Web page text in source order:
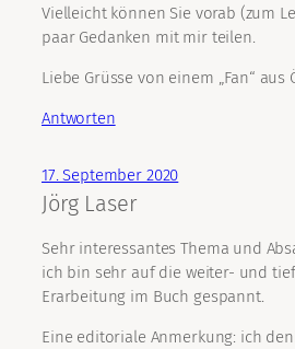
Vielleicht können Sie vorab (zum
paar Gedanken mit mir teilen.
Liebe Grüsse von einem „Fan“ aus
Antworten
17. September 2020
Jörg Laser
Sehr interessantes Thema und
ich bin sehr auf die weiter- und
Erarbeitung im Buch gespannt.
Eine editoriale Anmerkung: ich